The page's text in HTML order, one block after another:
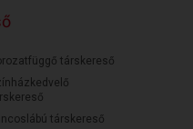
társkereső
társkereső